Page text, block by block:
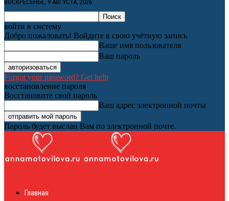
ВОСКРЕСЕНЬЕ, 9 АВГУСТА, 2026
войти в систему
Добро пожаловать! Войдите в свою учётную запись
Ваше имя пользователя
Ваш пароль
Forgot your password? Get help
восстановление пароля
Восстановите свой пароль
Ваш адрес электронной почты
Пароль будет выслан Вам по электронной почте.
журналГлавная